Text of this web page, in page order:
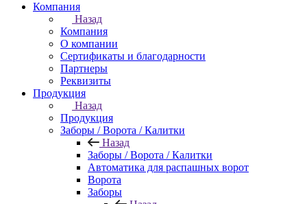
Компания
Назад
Компания
О компании
Сертификаты и благодарности
Партнеры
Реквизиты
Продукция
Назад
Продукция
Заборы / Ворота / Калитки
Назад
Заборы / Ворота / Калитки
Автоматика для распашных ворот
Ворота
Заборы